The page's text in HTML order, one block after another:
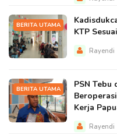
BERITA UTAMA
KTP
Rayendi
BERITA UTAMA
PSN
Kerja
Rayendi